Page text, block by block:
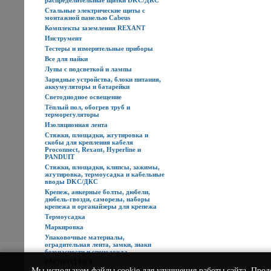
Стальные электрические щиты с
монтажной панелью Cabeus
Комплекты заземления REXANT
Инструмент
Тестеры и измерительные приборы
Все для пайки
Лупы с подсветкой и лампы
Зарядные устройства, блоки питания,
аккумуляторы и батарейки
Светодиодное освещение
Тёплый пол, обогрев труб и
терморегуляторы
Изоляционная лента
Стяжки, площадки, жгутировка и
скобы для крепления кабеля
Proconnect, Rexant, Hyperline и
PANDUIT
Стяжки, площадки, клипсы, зажимы,
жгутировка, термоусадка и кабельные
вводы DKC/ДКС
Крепеж, анкерные болты, дюбели,
дюбель-гвозди, саморезы, наборы
крепежа и органайзеры для крепежа
Термоусадка
Маркировка
Упаковочные материалы,
оградительная лента, замки, знаки
безопасности и спецодежда